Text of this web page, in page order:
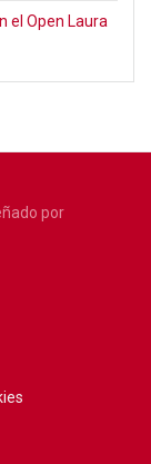
el Open Laura
por